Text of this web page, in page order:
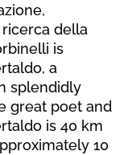
della
is
a
splendidly
great poet and
is 40 km
10